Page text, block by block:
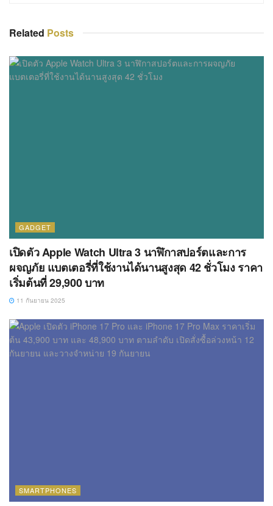
Related Posts
GADGET
เปิดตัว Apple Watch Ultra 3 นาฬิกาสปอร์ตและการ
ผจญภัย แบตเตอรี่ที่ใช้งานได้นานสูงสุด 42 ชั่วโมง ราคา
เริ่มต้นที่ 29,900 บาท
11 กันยายน 2025
SMARTPHONES